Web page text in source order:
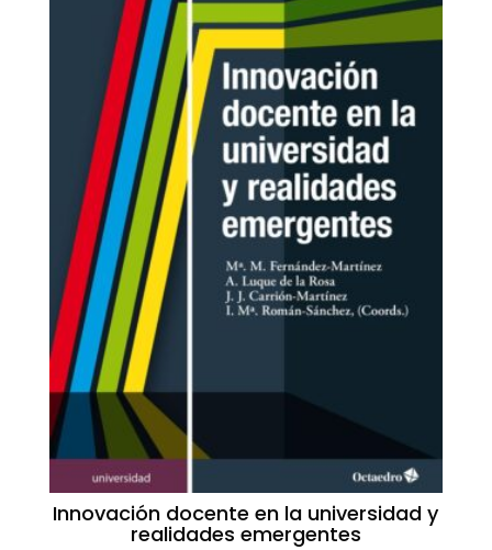
Innovación docente en la universidad y
realidades emergentes